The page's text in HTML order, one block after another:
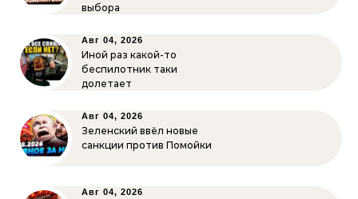
выбора
Авг 04, 2026
Иной раз какой-то
беспилотник таки
долетает
Авг 04, 2026
Зеленский ввёл новые
санкции против Помойки
Авг 04, 2026